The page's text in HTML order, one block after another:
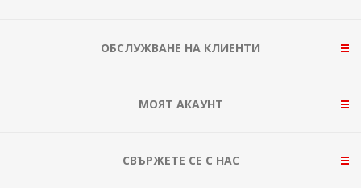
ОБСЛУЖВАНЕ НА КЛИЕНТИ
МОЯТ АКАУНТ
СВЪРЖЕТЕ СЕ С НАС